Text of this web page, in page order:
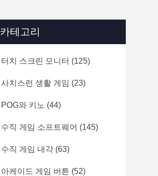
카테고리
터치 스크린 모니터 (125)
사치스런 생활 게임 (23)
POG와 키노 (44)
수직 게임 소프트웨어 (145)
수직 게임 내각 (63)
아케이드 게임 버튼 (52)